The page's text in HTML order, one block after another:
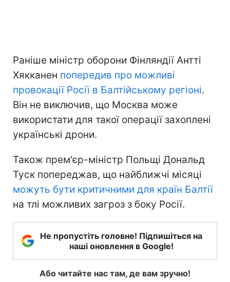
Раніше міністр оборони Фінляндії Антті
Хякканен попередив про можливі
провокації Росії в Балтійському регіоні.
Він не виключив, що Москва може
використати для такої операції захоплені
українські дрони.
Також прем'єр-міністр Польщі Дональд
Туск попереджав, що найближчі місяці
можуть бути критичними для країн Балтії
на тлі можливих загроз з боку Росії.
Не пропустіть головне! Підпишіться на
наші оновлення в Google!
Або читайте нас там, де вам зручно!